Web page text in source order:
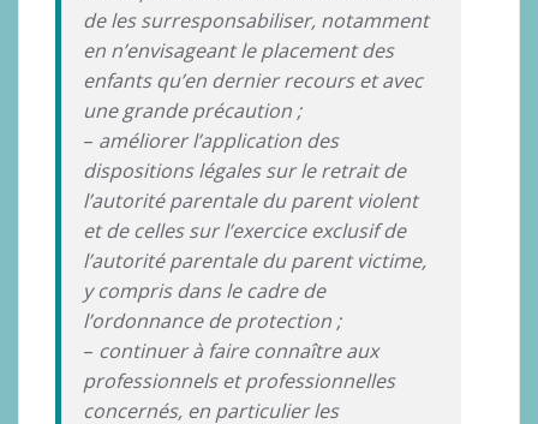
de les surresponsabiliser, notamment
en n’envisageant le placement des
enfants qu’en dernier recours et avec
une grande précaution ;
– améliorer l’application des
dispositions légales sur le retrait de
l’autorité parentale du parent violent
et de celles sur l’exercice exclusif de
l’autorité parentale du parent victime,
y compris dans le cadre de
l’ordonnance de protection ;
– continuer à faire connaître aux
professionnels et professionnelles
concernés, en particulier les